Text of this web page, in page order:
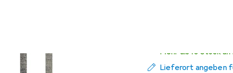
Mehr als 10 Stück
Lieferort angeben